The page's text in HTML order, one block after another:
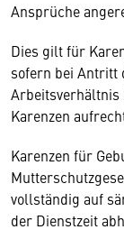
Ansprüche
Dies gilt für
sofern bei Antritt
Arbeitsverhältnis
Karenzen
Karenzen für
vollständig auf
der Dienstzeit